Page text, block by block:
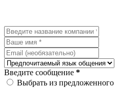
Введите сообщение *
Выбрать из предложенного